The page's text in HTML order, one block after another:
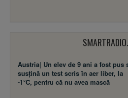
Austria| Un elev de 9 ani a fost pus
susţină un test scris în aer liber, la
-1°C, pentru că nu avea mască